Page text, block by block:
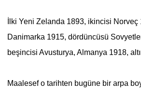
İlki Yeni Zelanda 1893, ikincisi
Danimarka 1915, dördüncüsü
beşincisi Avusturya, Almanya 1918,
Maalesef o tarihten bugüne bir arpa